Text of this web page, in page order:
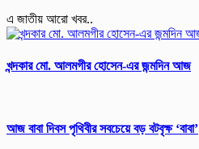
এ জাতীয় আরো খবর..
খন্দকার মো. আলমগীর হোসেন-এর জন্মদিন আজ
আজ বাবা দিবস পৃথিবীর সবচেয়ে বড় বটবৃক্ষ ‘বাবা’